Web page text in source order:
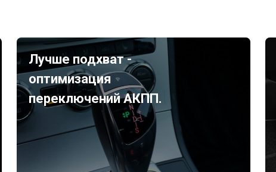
Лучше подхват -
оптимизация
переключений АКПП.